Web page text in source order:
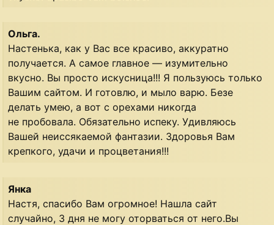
Ольга.
Настенька, как у Вас все красиво, аккуратно
получается. А самое главное — изумительно
вкусно. Вы просто искусница!!! Я пользуюсь только
Вашим сайтом. И готовлю, и мыло варю. Безе
делать умею, а вот с орехами никогда
не пробовала. Обязательно испеку. Удивляюсь
Вашей неиссякаемой фантазии. Здоровья Вам
крепкого, удачи и процветания!!!
Янка
Настя, спасибо Вам огромное! Нашла сайт
случайно, 3 дня не могу оторваться от него.Вы